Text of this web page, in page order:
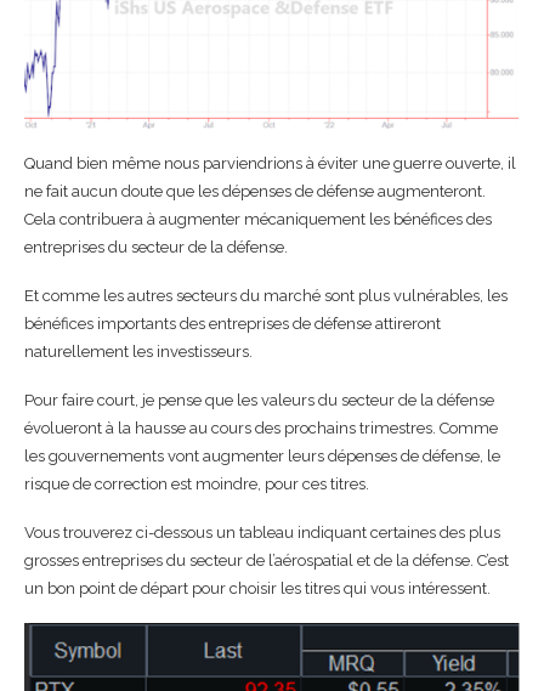
Quand bien même nous parviendrions à éviter une guerre ouverte, il
ne fait aucun doute que les dépenses de défense augmenteront.
Cela contribuera à augmenter mécaniquement les bénéfices des
entreprises du secteur de la défense.
Et comme les autres secteurs du marché sont plus vulnérables, les
bénéfices importants des entreprises de défense attireront
naturellement les investisseurs.
Pour faire court, je pense que les valeurs du secteur de la défense
évolueront à la hausse au cours des prochains trimestres. Comme
les gouvernements vont augmenter leurs dépenses de défense, le
risque de correction est moindre, pour ces titres.
Vous trouverez ci-dessous un tableau indiquant certaines des plus
grosses entreprises du secteur de l’aérospatial et de la défense. C’est
un bon point de départ pour choisir les titres qui vous intéressent.